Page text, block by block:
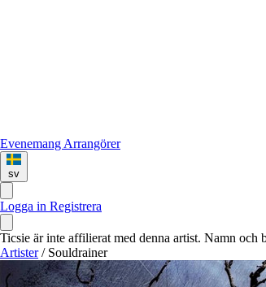
Evenemang Arrangörer
sv
Logga in Registrera
Ticsie är inte affilierat med denna artist. Namn
Artister / Souldrainer